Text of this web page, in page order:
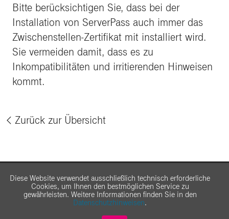
Diese Website verwendet ausschließlich technisch erforderliche
Cookies, um Ihnen den bestmöglichen Service zu
gewährleisten. Weitere Informationen finden Sie in den
Datenschutzhinweisen.
Bitte berücksichtigen Sie, dass bei der
Installation von ServerPass auch immer das
Zwischenstellen-Zertifikat mit installiert wird.
Sie vermeiden damit, dass es zu
Inkompatibilitäten und irritierenden Hinweisen
kommt.
% Zurück zur Übersicht